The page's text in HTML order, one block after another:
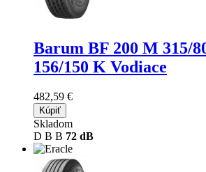
Barum BF 200 M 315/
156/150 K Vodiace
482,59 €
Kúpiť
Skladom
D B B 72 dB